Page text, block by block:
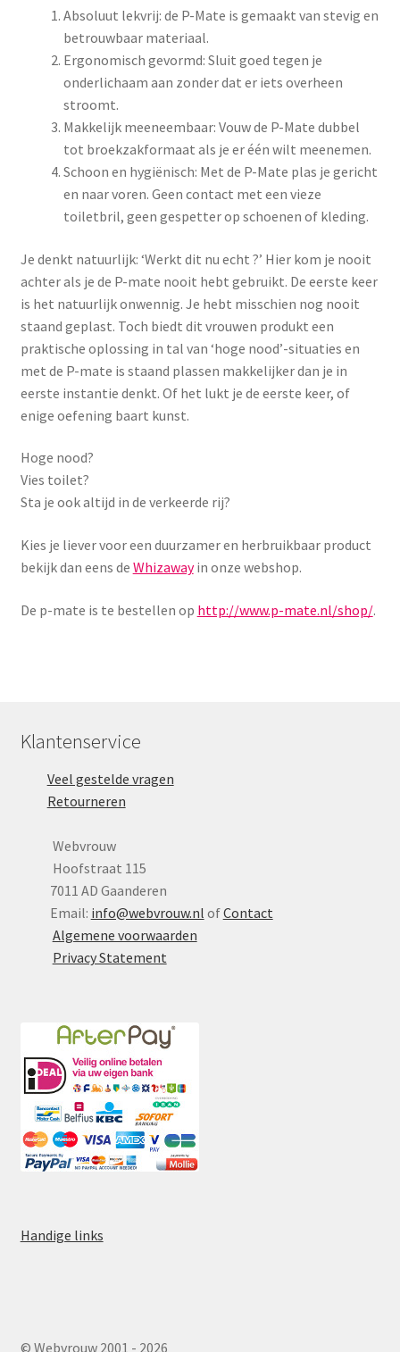
Wasbaar maandverband
Wasbare zoogcompressen
Oefenbroekjes – zindelijkheidstraining
Yoni eggs
Diverse
Absoluut lekvrij: de P-Mate is gemaakt van stevig en
betrouwbaar materiaal.
Ergonomisch gevormd: Sluit goed tegen je
onderlichaam aan zonder dat er iets overheen
stroomt.
Makkelijk meeneembaar: Vouw de P-Mate dubbel
tot broekzakformaat als je er één wilt meenemen.
Schoon en hygiënisch: Met de P-Mate plas je gericht
en naar voren. Geen contact met een vieze
toiletbril, geen gespetter op schoenen of kleding.
Je denkt natuurlijk: ‘Werkt dit nu echt ?’ Hier kom je nooit
achter als je de P-mate nooit hebt gebruikt. De eerste keer
is het natuurlijk onwennig. Je hebt misschien nog nooit
staand geplast. Toch biedt dit vrouwen produkt een
praktische oplossing in tal van ‘hoge nood’-situaties en
met de P-mate is staand plassen makkelijker dan je in
eerste instantie denkt. Of het lukt je de eerste keer, of
enige oefening baart kunst.
Hoge nood?
Vies toilet?
Sta je ook altijd in de verkeerde rij?
Kies je liever voor een duurzamer en herbruikbaar product
bekijk dan eens de Whizawayin onze webshop.
De p-mate is te bestellen op http://www.p-mate.nl/shop/.
Klantenservice
Veel gestelde vragen
Retourneren
Webvrouw
Hoofstraat 115
7011 AD Gaanderen
Email: info@webvrouw.nl ofContact
Algemene voorwaarden
Privacy Statement
Handige links
© Webvrouw 2001 - 2026